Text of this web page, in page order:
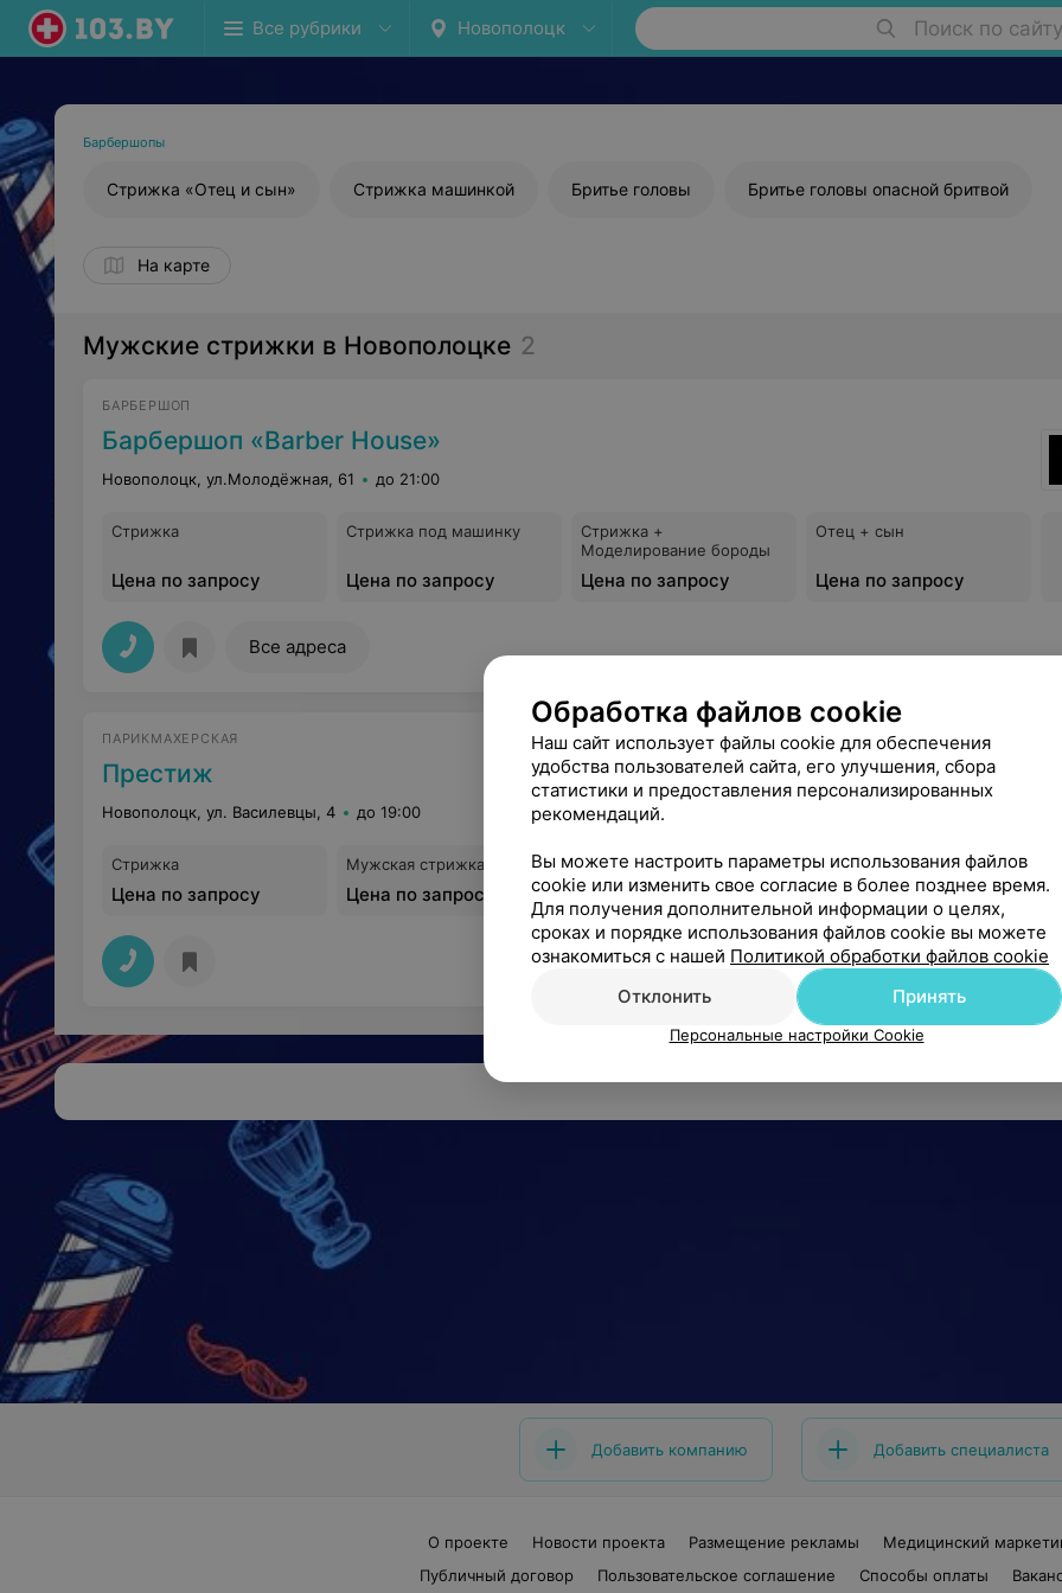
Все рубрики Новополоцк Поиск по сайту
Барбершопы
Стрижка «Отец и сын» Стрижка машинкой Бритье головы Бритье головы опасной бритвой
На карте
Мужские стрижки в Новополоцке 2
БАРБЕРШОП
Барбершоп «Barber House»
Новополоцк, ул.Молодёжная, 61 до 21:00
Стрижка
Цена по запросу
Стрижка под машинку
Цена по запросу
Стрижка +
Моделирование бороды
Цена по запросу
Отец + сын
Цена по запросу
Все адреса
ПАРИКМАХЕРСКАЯ
Престиж
Новополоцк, ул. Василевцы, 4 до 19:00
Стрижка
Цена по запросу
Мужская стрижка
Цена по запросу Еще
Добавить компанию Добавить специалиста
О проекте Новости проекта Размещение рекламы
Медицинский
Публичный договор
Пользовательское соглашение Способы оплаты
Обработка файлов cookie
Наш сайт использует файлы cookie для обеспечения
удобства пользователей сайта, его улучшения, сбора
статистики и предоставления персонализированных
рекомендаций.
Вы можете настроить параметры использования файлов
cookie или изменить свое согласие в более позднее время.
Для получения дополнительной информации о целях,
сроках и порядке использования файлов cookie вы можете
ознакомиться с нашей Политикой обработки файлов cookie
Отклонить
Принять
Персональные настройки Cookie